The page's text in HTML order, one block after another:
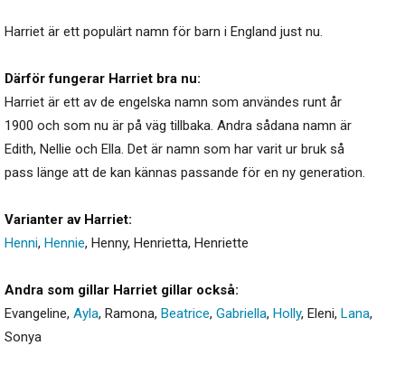
Harriet är ett populärt namn för barn i England just nu.
Därför fungerar Harriet bra nu:
Harriet är ett av de engelska namn som användes runt år
1900 och som nu är på väg tillbaka. Andra sådana namn är
Edith, Nellie och Ella. Det är namn som har varit ur bruk så
pass länge att de kan kännas passande för en ny generation.
Varianter av Harriet:
Henni, Hennie, Henny, Henrietta, Henriette
Andra som gillar Harriet gillar också:
Evangeline, Ayla, Ramona, Beatrice, Gabriella, Holly, Eleni, Lana,
Sonya